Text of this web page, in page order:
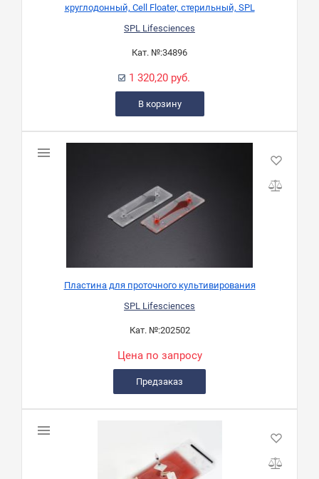
круглодонный, Cell Floater, стерильный, SPL
SPL Lifesciences
Кат. №:34896
1 320,20 руб.
В корзину
Пластина для проточного культивирования
SPL Lifesciences
Кат. №:202502
Цена по запросу
Предзаказ